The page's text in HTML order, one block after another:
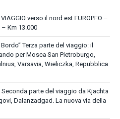
verso il nord est EUROPEO –
Km 13.000
Terza parte del viaggio: il
per Mosca San Pietroburgo,
Varsavia, Wieliczka, Repubblica
parte del viaggio da Kjachta
Dalanzadgad. La nuova via della